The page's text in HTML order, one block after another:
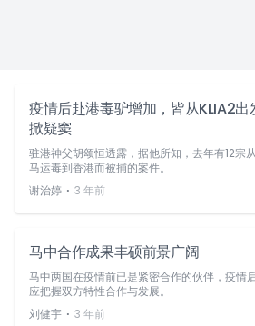
疫情后赴港毒驴增加，皆从KLIA2出
掀疑窦
驻港神父胡颂恒透露，据他所知，去年有12宗
马运毒到香港而被捕的案件。
谢治婷 ⋅ 3 年前
马中合作成果丰硕前景广阔
马中两国在疫情前已是紧密合作的伙伴，疫情
应把握双方特性合作与发展。
刘健宇 ⋅ 3 年前